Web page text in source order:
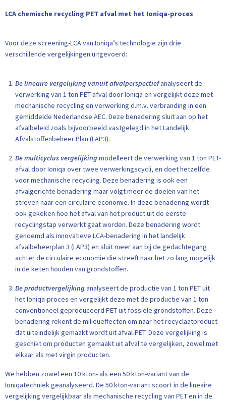
LCA chemische recycling PET afval met het Ioniqa-proces
Voor deze screening-LCA van Ioniqa’s technologie zijn drie
verschillende vergelijkingen uitgevoerd:
De lineaire vergelijking vanuit afvalperspectiefanalyseert de
verwerking van 1 ton PET-afval door Ioniqa en vergelijkt deze met
mechanische recycling en verwerking d.m.v. verbranding in een
gemiddelde Nederlandse AEC. Deze benadering sluit aan op het
afvalbeleid zoals bijvoorbeeld vastgelegd in het Landelijk
Afvalstoffenbeheer Plan (LAP3).
De multicyclus vergelijking modelleert de verwerking van 1 ton PET-
afval door Ioniqa over twee verwerkingscycli, en doet hetzelfde
voor mechanische recycling. Deze benadering is ook een
afvalgerichte benadering maar volgt meer de doelen van het
streven naar een circulaire economie. In deze benadering wordt
ook gekeken hoe het afval van het product uit de eerste
recyclingstap verwerkt gaat worden. Deze benadering wordt
genoemd als innovatieve LCA-benadering in het landelijk
afvalbeheerplan 3 (LAP3) en sluit meer aan bij de gedachtegang
achter de circulaire economie die streeft naar het zo lang mogelijk
in de keten houden van grondstoffen.
De productvergelijking analyseert de productie van 1 ton PET uit
het Ioniqa-proces en vergelijkt deze met de productie van 1 ton
conventioneel geproduceerd PET uit fossiele grondstoffen. Deze
benadering rekent de milieueffecten om naar het recyclaatproduct
dat uiteindelijk gemaakt wordt uit afval-PET. Deze vergelijking is
geschikt om producten gemaakt uit afval te vergelijken, zowel met
elkaar als met virgin producten.
We hebben zowel een 10 kton- als een 50 kton-variant van de
Ioniqatechniek geanalyseerd. De 50 kton-variant scoort in de lineaire
vergelijking vergelijkbaar als mechanische recycling van PET en in de